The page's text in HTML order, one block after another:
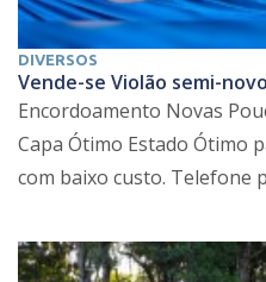
DIVERSOS
Vende-se Violão semi-novo
Encordoamento Novas
Capa Ótimo Estado Ótimo
com baixo custo. Telefone